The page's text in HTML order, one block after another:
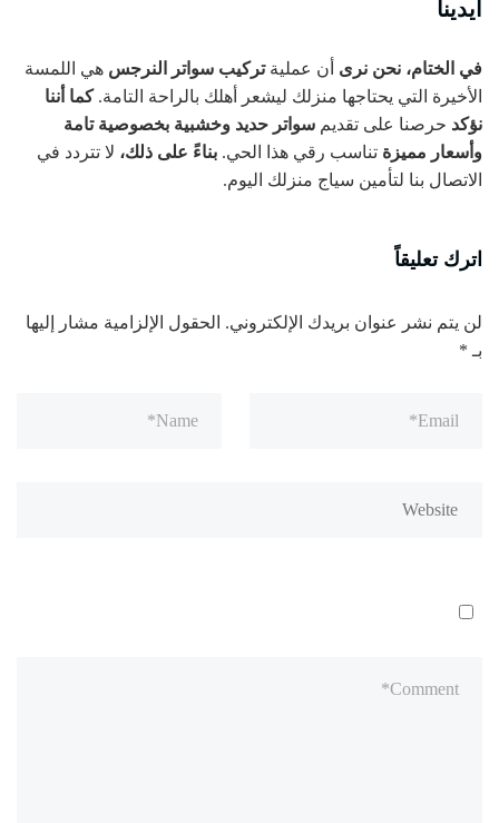
أيدينا
في الختام، نحن نرى أن عمليةتركيب سواتر النرجس هي اللمسة
الأخيرة التي يحتاجها منزلك ليشعر أهلك بالراحة التامة.كما أننا
نؤكد حرصنا على تقديم سواتر حديد وخشبية بخصوصية تامة
وأسعار مميزة تناسب رقي هذا الحي. بناءً على ذلك، لا تتردد في
الاتصال بنا لتأمين سياج منزلك اليوم.
اترك تعليقاً
لن يتم نشر عنوان بريدك الإلكتروني. الحقول الإلزامية مشار إليها
بـ *